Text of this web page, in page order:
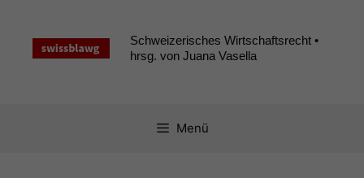
springen
Schweizerisches Wirtschaftsrecht •
hrsg. von Juana Vasella
Menü